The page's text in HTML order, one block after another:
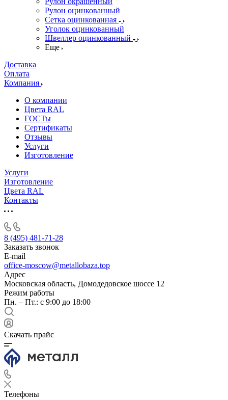
Рулон оцинкованный
Сетка оцинкованная
Уголок оцинкованный
Швеллер оцинкованный
Еще
Доставка
Оплата
Компания
О компании
Цвета RAL
ГОСТы
Сертификаты
Отзывы
Услуги
Изготовление
Услуги
Изготовление
Цвета RAL
Контакты
8 (495) 481-71-28
Заказать звонок
E-mail
office-moscow@metallobaza.top
Адрес
Московская область, Домодедовское шоссе 12
Режим работы
Пн. – Пт.: с 9:00 до 18:00
Скачать прайс
Телефоны